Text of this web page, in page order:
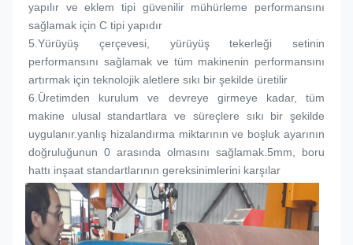
yapılır ve eklem tipi güvenilir mühürleme performansını
sağlamak için C tipi yapıdır
5. Yürüyüş çerçevesi, yürüyüş tekerleği setinin
performansını sağlamak ve tüm makinenin performansını
artırmak için teknolojik aletlere sıkı bir şekilde üretilir
6. Üretimden kurulum ve devreye girmeye kadar, tüm
makine ulusal standartlara ve süreçlere sıkı bir şekilde
uygulanır.yanlış hizalandırma miktarının ve boşluk ayarının
doğruluğunun 0 arasında olmasını sağlamak.5mm, boru
hattı inşaat standartlarının gereksinimlerini karşılar